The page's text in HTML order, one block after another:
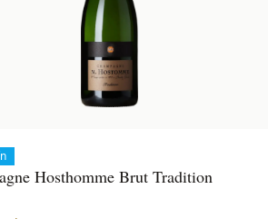
Hosthomme Brut Tradition